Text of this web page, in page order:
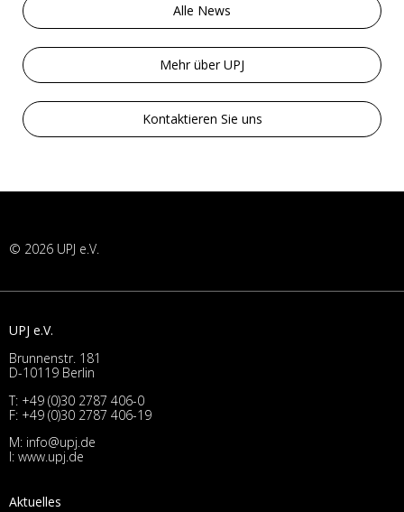
Alle News
Mehr über UPJ
Kontaktieren Sie uns
© 2026 UPJ e.V.
UPJ e.V.
Brunnenstr. 181
D-10119 Berlin
T: +49 (0)30 2787 406-0
F: +49 (0)30 2787 406-19
M: info@upj.de
I: www.upj.de
Aktuelles